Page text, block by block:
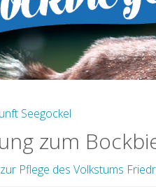
Seegockel
zum
Pflege des Volkstums